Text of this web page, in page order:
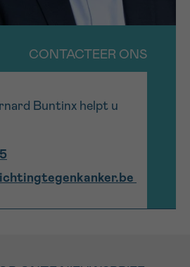
CONTACTEER ONS
Buntinx helpt u